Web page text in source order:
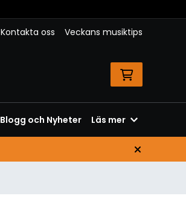
Kontakta oss Veckans musiktips
Blogg och Nyheter Läs mer